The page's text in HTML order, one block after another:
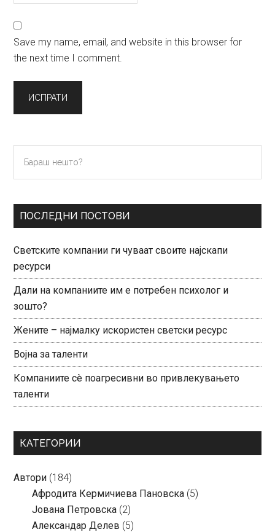
Save my name, email, and website in this browser for
the next time I comment.
Primary
Sidebar
нешто?
ПОСЛЕДНИ ПОСТОВИ
Светските компании ги чуваат своите најскапи
ресурси
Дали на компаниите им е потребен психолог и
зошто?
Жените – најмалку искористен светски ресурс
Војна за таленти
Компаниите сè поагресивни во привлекувањето
таленти
КАТЕГОРИИ
Автори (184)
Aфродита Кермичиева Пановска (5)
Јована Петровска (2)
Александар Делев (5)